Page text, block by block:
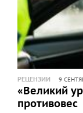
РЕЦЕНЗИИ 9
«Великий
противовес